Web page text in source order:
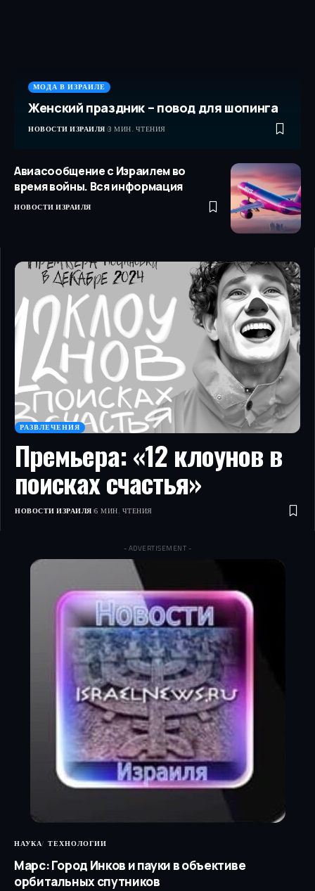
МОДА В ИЗРАИЛЕ
Женский праздник – повод для шопинга
НОВОСТИ ИЗРАИЛЯ 3 МИН. ЧТЕНИЯ
Авиасообщение с Израилем во
время войны. Вся информация
НОВОСТИ ИЗРАИЛЯ
РАЗВЛЕЧЕНИЯ
Премьера: «12 клоунов в
поисках счастья»
НОВОСТИ ИЗРАИЛЯ 6 МИН. ЧТЕНИЯ
- ADVERTISEMENT -
НАУКА ТЕХНОЛОГИИ
Марс: Город Инков и пауки в объективе
орбитальных спутников